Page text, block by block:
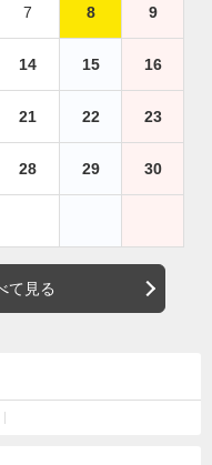
7 8 9
14 15 16
21 22 23
28 29 30
て見る